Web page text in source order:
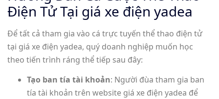
Điện Tử Tại giá xe điện yadea
Để tất cả tham gia vào cá trực tuyến thể thao điện tử
tại giá xe điện yadea, quý doanh nghiệp muốn học
theo tiến trình ráng thể tiếp sau đây:
Tạo ban tía tài khoản: Người đùa tham gia ban
tía tài khoản trên website giá xe điện yadea để